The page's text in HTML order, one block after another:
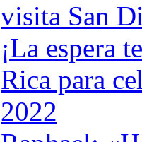
visita San
¡La espera
Rica para
2022